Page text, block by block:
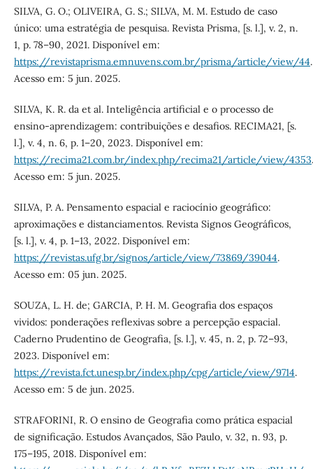
SILVA, G. O.; OLIVEIRA, G. S.; SILVA, M. M. Estudo de caso
único: uma estratégia de pesquisa. Revista Prisma, [s. l.], v. 2, n.
1, p. 78–90, 2021. Disponível em:
https://revistaprisma.emnuvens.com.br/prisma/article/view/44.
Acesso em: 5 jun. 2025.
SILVA, K. R. da et al. Inteligência artificial e o processo de
ensino-aprendizagem: contribuições e desafios. RECIMA21, [s.
l.], v. 4, n. 6, p. 1–20, 2023. Disponível em:
https://recima21.com.br/index.php/recima21/article/view/4353.
Acesso em: 5 jun. 2025.
SILVA, P. A. Pensamento espacial e raciocínio geográfico:
aproximações e distanciamentos. Revista Signos Geográficos,
[s. l.], v. 4, p. 1–13, 2022. Disponível em:
https://revistas.ufg.br/signos/article/view/73869/39044.
Acesso em: 05 jun. 2025.
SOUZA, L. H. de; GARCIA, P. H. M. Geografia dos espaços
vividos: ponderações reflexivas sobre a percepção espacial.
Caderno Prudentino de Geografia, [s. l.], v. 45, n. 2, p. 72–93,
2023. Disponível em:
https://revista.fct.unesp.br/index.php/cpg/article/view/9714.
Acesso em: 5 de jun. 2025.
STRAFORINI, R. O ensino de Geografia como prática espacial
de significação. Estudos Avançados, São Paulo, v. 32, n. 93, p.
175–195, 2018. Disponível em: